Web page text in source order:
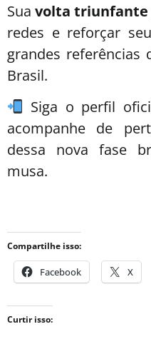
Sua volta triunfante
redes e reforçar
grandes
Brasil.
Siga o perfil
acompanhe de
dessa nova fase
musa.
Compartilhe isso:
Facebook X
Curtir isso: